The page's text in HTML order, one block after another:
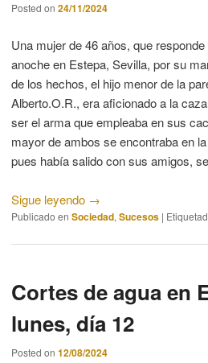
Posted on 24/11/2024
Una mujer de 46 años, que
anoche en Estepa, Sevilla, por su
de los hechos, el hijo menor de la
Alberto.O.R., era aficionado a la
ser el arma que empleaba en sus
mayor de ambos se encontraba en
pues había salido con sus amigos,
Sigue leyendo →
Publicado en Sociedad, Sucesos |
Cortes de agua en
lunes, día 12
Posted on 12/08/2024